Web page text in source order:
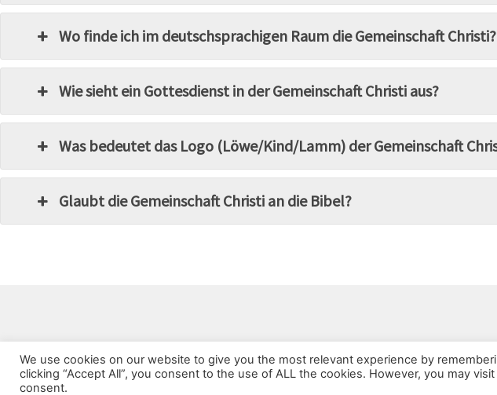
Wo finde ich im deutschsprachigen Raum die Gemeinschaft Christi?
Wie sieht ein Gottesdienst in der Gemeinschaft Christi aus?
Was bedeutet das Logo (Löwe/Kind/Lamm) der Gemeinschaft
Glaubt die Gemeinschaft Christi an die Bibel?
© 2026
We use cookies on our website to give you the most relevant experience by
clicking “Accept All”, you consent to the use of ALL the cookies. However, you may
consent.